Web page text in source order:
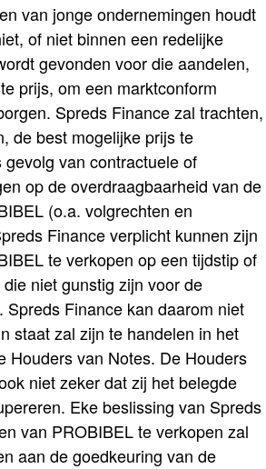
van jonge ondernemingen houdt
of niet binnen een redelijke
gevonden voor die aandelen,
prijs, om een marktconform
Spreds Finance zal trachten,
de best mogelijke prijs te
van contractuele of
op de overdraagbaarheid van de
(o.a. volgrechten en
Finance verplicht kunnen zijn
te verkopen op een tijdstip of
niet gunstig zijn voor de
Spreds Finance kan daarom niet
staat zal zijn te handelen in het
Houders van Notes. De Houders
niet zeker dat zij het belegde
Eke beslissing van Spreds
van PROBIBEL te verkopen zal
aan de goedkeuring van de